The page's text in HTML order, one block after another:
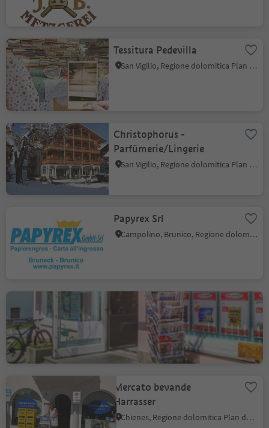
Tessitura Pedevilla
San Vigilio, Regione dolomitica Plan de Corones
Christophorus -
Parfümerie/Lingerie
San Vigilio, Regione dolomitica Plan de Corones
Papyrex Srl
Campolino, Brunico, Regione dolomitica Plan de Corones
Negozio Egger
Mercato bevande
Harrasser
Chienes, Regione dolomitica Plan de Corones